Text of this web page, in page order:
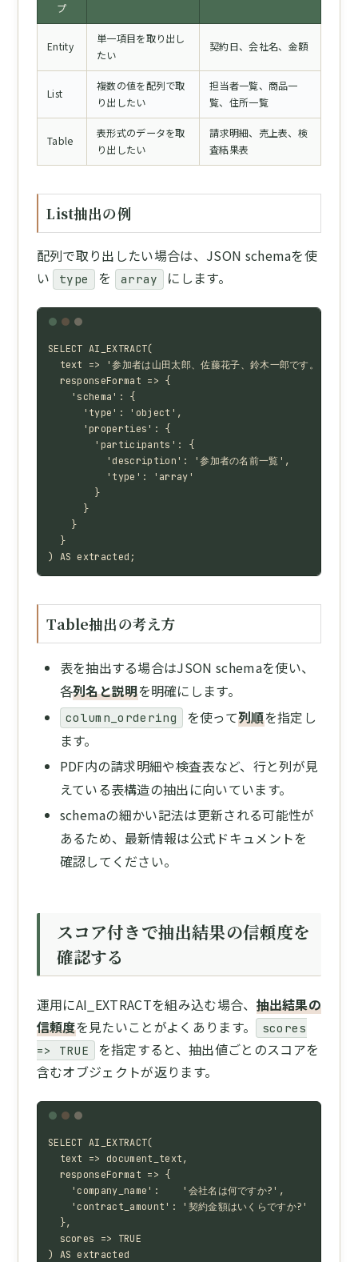
プ
Entity
単一項目を取り出し
たい
契約日、会社名、金額
List
複数の値を配列で取
り出したい
担当者一覧、商品一
覧、住所一覧
Table
表形式のデータを取
り出したい
請求明細、売上表、検
査結果表
List抽出の例
配列で取り出したい場合は、JSON schemaを使
い
type を array にします。
SELECT AI_EXTRACT(
  text => '参加者は山田太郎、佐藤花子、鈴木一郎です。',
  responseFormat => {
    'schema': {
      'type': 'object',
      'properties': {
        'participants': {
          'description': '参加者の名前一覧',
          'type': 'array'
        }
      }
    }
  }
) AS extracted;
Table抽出の考え方
表を抽出する場合はJSON schemaを使い、
各列名と説明を明確にします。
column_ordering を使って列順を指定し
ます。
PDF内の請求明細や検査表など、行と列が見
えている表構造の抽出に向いています。
schemaの細かい記法は更新される可能性が
あるため、最新情報は公式ドキュメントを
確認してください。
スコア付きで抽出結果の信頼度を
確認する
運用にAI_EXTRACTを組み込む場合、 抽出結果の
信頼度を見たいことがよくあります。
scores
=> TRUE
を指定すると、抽出値ごとのスコアを
含むオブジェクトが返ります。
SELECT AI_EXTRACT(
  text => document_text,
  responseFormat => {
    'company_name':    '会社名は何ですか?',
    'contract_amount': '契約金額はいくらですか?'
  },
  scores => TRUE
) AS extracted